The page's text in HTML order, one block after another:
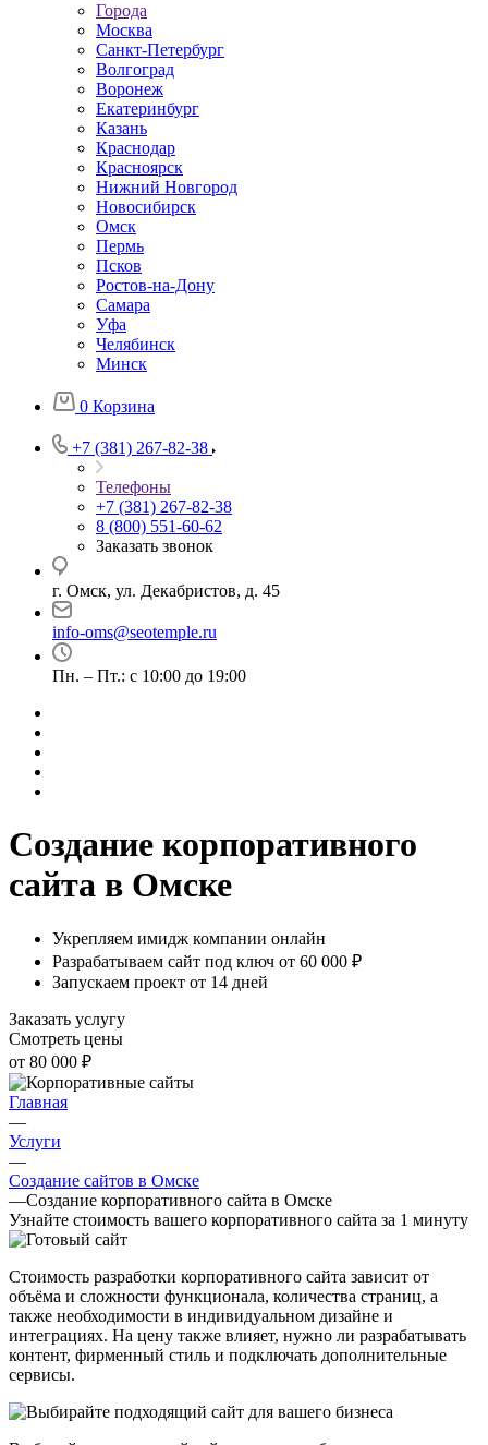
Города
Москва
Санкт-Петербург
Волгоград
Воронеж
Екатеринбург
Казань
Краснодар
Красноярск
Нижний Новгород
Новосибирск
Омск
Пермь
Псков
Ростов-на-Дону
Самара
Уфа
Челябинск
Минск
0 Корзина
+7 (381) 267-82-38
Телефоны
+7 (381) 267-82-38
8 (800) 551-60-62
Заказать звонок
г. Омск, ул. Декабристов, д. 45
info-oms@seotemple.ru
Пн. – Пт.: с 10:00 до 19:00
Создание корпоративного
сайта в Омске
Укрепляем имидж компании онлайн
Разрабатываем сайт под ключ от 60 000 ₽
Запускаем проект от 14 дней
Заказать услугу
Смотреть цены
от 80 000 ₽
Главная
—
Услуги
—
Создание сайтов в Омске
—Создание корпоративного сайта в Омске
Узнайте стоимость вашего корпоративного сайта за 1 минуту
Стоимость разработки корпоративного сайта зависит от
объёма и сложности функционала, количества страниц, а
также необходимости в индивидуальном дизайне и
интеграциях. На цену также влияет, нужно ли разрабатывать
контент, фирменный стиль и подключать дополнительные
сервисы.